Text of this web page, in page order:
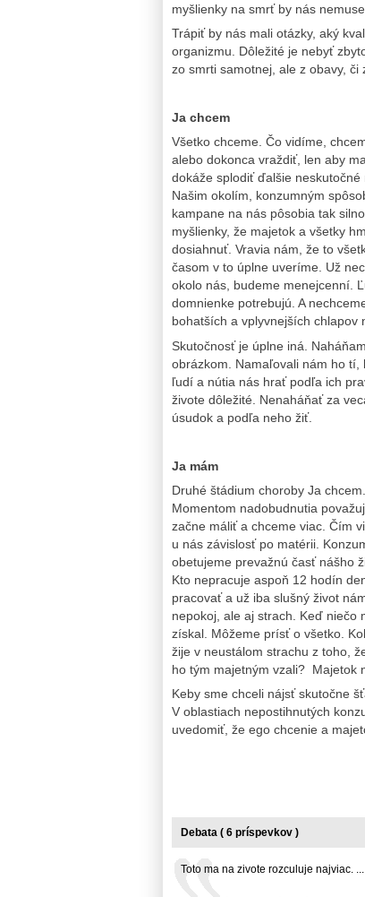
myšlienky na smrť by nás
Trápiť by nás mali otázky, aký
organizmu. Dôležité je nebyť
zo smrti samotnej, ale z obavy, či
Ja chcem
Všetko chceme. Čo vidíme,
alebo dokonca vraždiť, len aby
dokáže splodiť ďalšie
Našim okolím, konzumným
kampane na nás pôsobia tak
myšlienky, že majetok a všetky
dosiahnuť. Vravia nám, že to
časom v to úplne uveríme. Už
okolo nás, budeme menejcenní.
domnienke potrebujú. A
bohatších a vplyvnejších chlapov
Skutočnosť je úplne iná.
obrázkom. Namaľovali nám ho
ľudí a nútia nás hrať podľa ich
živote dôležité. Nenaháňať za
úsudok a podľa neho žiť.
Ja mám
Druhé štádium choroby Ja
Momentom nadobudnutia
začne máliť a chceme viac. Čím
u nás závislosť po matérii.
obetujeme prevažnú časť nášho
Kto nepracuje aspoň 12 hodín
pracovať a už iba slušný život
nepokoj, ale aj strach. Keď
získal. Môžeme prísť o všetko.
žije v neustálom strachu z toho,
ho tým majetným vzali? Majetok
Keby sme chceli nájsť skutočne
V oblastiach nepostihnutých
uvedomiť, že ego chcenie a
Debata ( 6 príspevkov )
Toto ma na zivote rozculuje najviac. ...